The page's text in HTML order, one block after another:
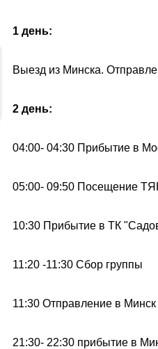
1 день:
Выезд из Минска.
2 день:
04:00- 04:30 Прибытие в
05:00- 09:50 Посещение
10:30 Прибытие в ТК
11:20 -11:30 Сбор группы
11:30 Отправление в Минск
21:30- 22:30 прибытие в